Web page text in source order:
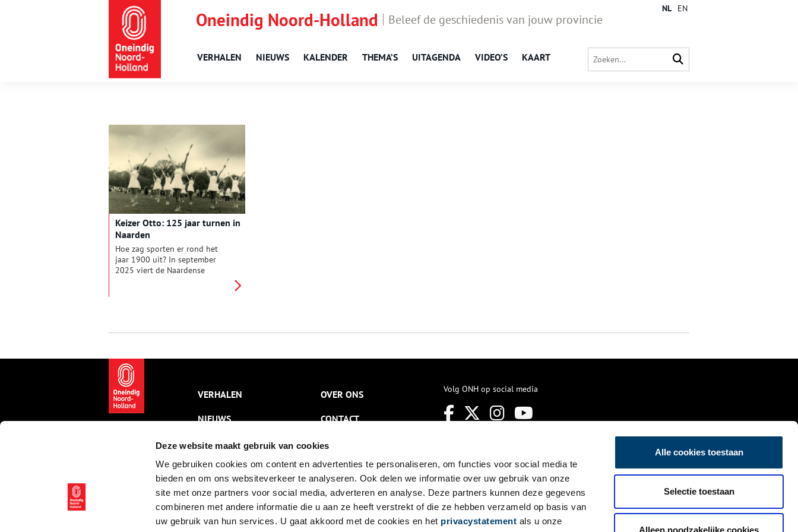
Deze website maakt gebruik van cookies
We gebruiken cookies om content en advertenties te personaliseren, om functies voor social media te
bieden en om ons websiteverkeer te analyseren. Ook delen we informatie over uw gebruik van onze
site met onze partners voor social media, adverteren en analyse. Deze partners kunnen deze gegevens
combineren met andere informatie die u aan ze heeft verstrekt of die ze hebben verzameld op basis van
uw gebruik van hun services. U gaat akkoord met de cookies en het privacystatement als u onze
Alle cookies toestaan
Selectie toestaan
Alleen noodzakelijke cookies
Oneindig Noord-Holland Beleef de geschiedenis van jouw provincie
VERHALEN NIEUWS KALENDER THEMA’S UITAGENDA VIDEO’S KAART
NL EN
Keizer Otto: 125 jaar turnen in
Naarden
Hoe zag sporten er rond het
jaar 1900 uit? In september
2025 viert de Naardense
die generaties sporters heeft
begindagen, toen Nederlandse
turnclubs nog in de
kinderschoenen stonden,
sportende vrouwen ondenkbaar
waren en Naarden nog
verscholen lag binnen de
VERHALEN
NIEUWS
KALENDER
THEMA’S
ACTIVITEITEN
VIDEO’S
OVER ONS
CONTACT
NIEUWSBRIEF
DISCLAIMER
PRIVACY
TOEGANKELIJKHEID
Volg ONH op social media